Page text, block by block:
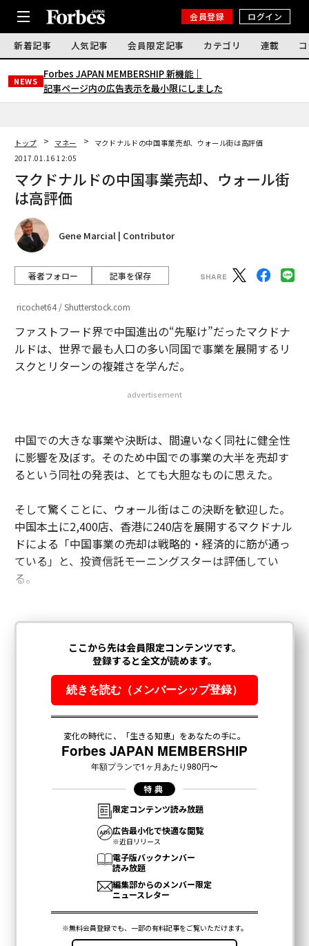
会員登録 ログイン
新着記事 人気記事 会員限定記事 カテゴリ 連載
NEWS
Forbes JAPAN MEMBERSHIP 新機能｜
記事ページ内の広告表示を最小限にしました
トップ マネー
マクドナルドの中国事業売却、ウォール街は高評価
2017.01.16 12:05
マクドナルドの中国事業売却、ウォール街
は高評価
Gene Marcial | Contributor
著者フォロー 記事を保存
ricochet64 / Shutterstock.com
ファストフード界で中国進出の“先駆け”だったマクドナ
ルドは、世界で最も人口の多い同国で事業を展開するリ
スクとリターンの複雑さを学んだ。
advertisement
中国での大きな事業や決断は、間違いなく同社に健全性
に影響を及ぼす。そのため中国での事業の大半を売却す
るという同社の発表は、とても大胆なものに思えた。
そして驚くことに、ウォール街はこの決断を歓迎した。
中国本土に2,400店、香港に240店を展開するマクドナル
ドによる「中国事業の売却は戦略的・経済的に筋が通っ
ている」と、投資信託モーニングスターは評価してい
る。